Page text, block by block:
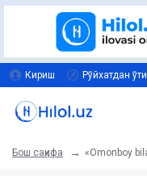
Кириш Рўйхатдан
Бош саҳифа «Omonboy